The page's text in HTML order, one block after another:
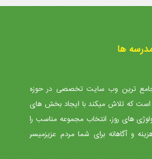
ها
جامع ترین وب سایت تخصصی در حوزه
که تلاش میکند با ایجاد بخش های
های روز، انتخاب مجموعه مناسب را
و آگاهانه برای شما مردم عزیزمیسر